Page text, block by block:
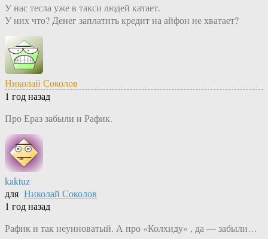
У нас тесла уже в такси людей катает.
У них что? Денег заплатить кредит на айфон не хватает?
Николай Соколов
1 год назад
Про Ераз забыли и Рафик.
kaktuz
для Николай Соколов
1 год назад
Рафик и так неуиноватый. А про «Колхиду» , да — забыли…